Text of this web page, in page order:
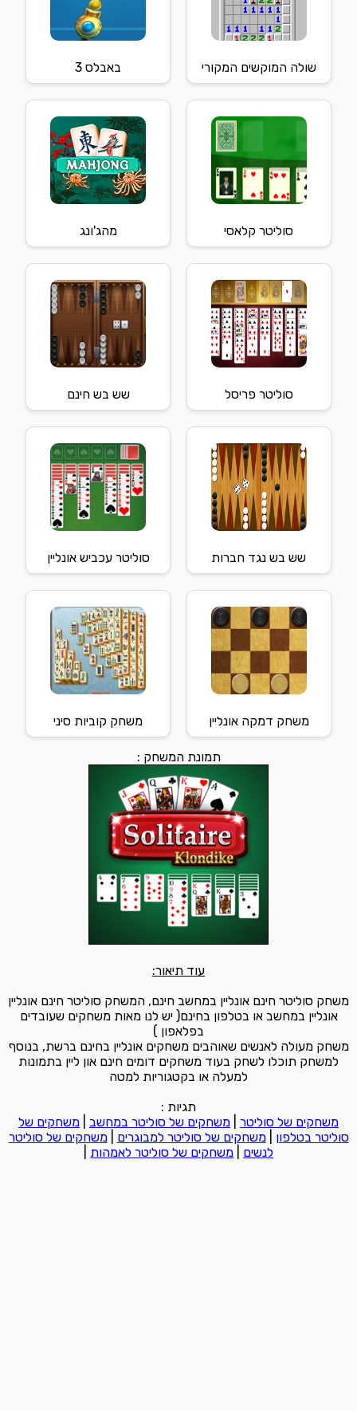
שולה המוקשים המקורי באבלס 3
סוליטר קלאסי מהג'ונג
סוליטר פריסל שש בש חינם
שש בש נגד חברות סוליטר עכביש אונליין
משחק דמקה אונליין משחק קוביות סיני
תמונת המשחק :
עוד תיאור:
משחק סוליטר חינם אונליין במחשב חינם, המשחק סוליטר חינם אונליין
אונליין במחשב או בטלפון בחינם( יש לנו מאות משחקים שעובדים
בפלאפון )
משחק מעולה לאנשים שאוהבים משחקים אונליין בחינם ברשת, בנוסף
למשחק תוכלו לשחק בעוד משחקים דומים חינם און ליין בתמונות
למעלה או בקטגוריות למטה
תגיות :
משחקים של סוליטר
משחקים של סוליטר במחשב
משחקים של
סוליטר בטלפון |משחקים של סוליטר למבוגרים |משחקים של סוליטר
לנשים
משחקים של סוליטר לאמהות